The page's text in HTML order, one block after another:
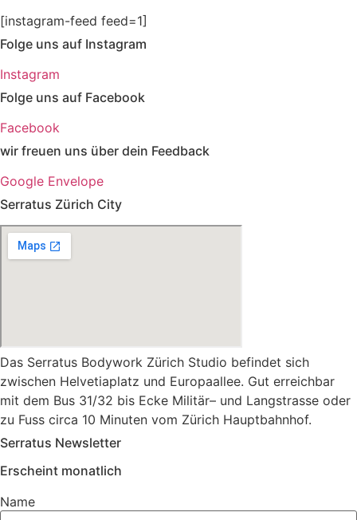
[instagram-feed feed=1]
Folge uns auf Instagram
Instagram
Folge uns auf Facebook
Facebook
wir freuen uns über dein Feedback
Google Envelope
Serratus Zürich City
Das Serratus Bodywork Zürich Studio befindet sich
zwischen Helvetiaplatz und Europaallee. Gut erreichbar
mit dem Bus 31/32 bis Ecke Militär– und Langstrasse oder
zu Fuss circa 10 Minuten vom Zürich Hauptbahnhof.
Serratus Newsletter
Erscheint monatlich
Name